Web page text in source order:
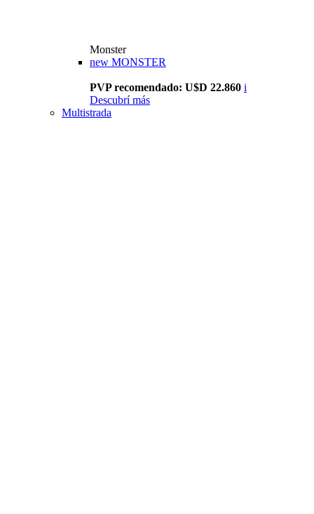
Monster
new MONSTER
PVP recomendado: U$D 22.860 i
Descubrí más
Multistrada